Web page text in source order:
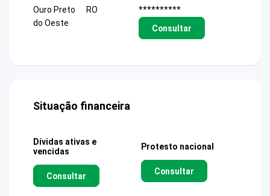
Ouro Preto
do Oeste
RO
**********
Consultar
Situação financeira
Dívidas ativas e
vencidas
Consultar
Protesto nacional
Consultar